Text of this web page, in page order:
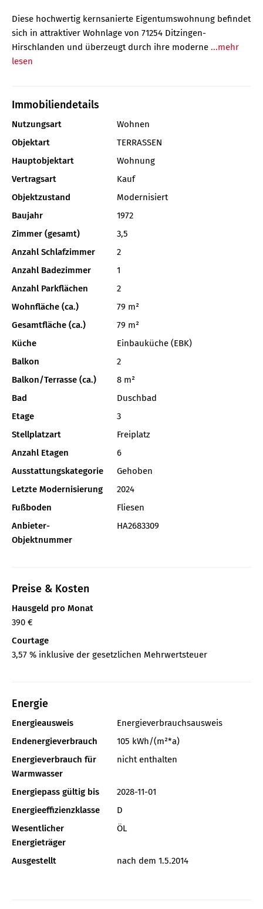
Diese hochwertig kernsanierte Eigentumswohnung befindet
sich in attraktiver Wohnlage von 71254 Ditzingen-
Hirschlanden und überzeugt durch ihre moderne ...mehr
lesen
Immobiliendetails
Nutzungsart
Wohnen
Objektart
TERRASSEN
Hauptobjektart
Wohnung
Vertragsart
Kauf
Objektzustand
Modernisiert
Baujahr
1972
Zimmer (gesamt)
3,5
Anzahl Schlafzimmer
2
Anzahl Badezimmer
1
Anzahl Parkflächen
2
Wohnfläche (ca.)
79 m²
Gesamtfläche (ca.)
79 m²
Küche
Einbauküche (EBK)
Balkon
2
Balkon/Terrasse (ca.)
8 m²
Bad
Duschbad
Etage
3
Stellplatzart
Freiplatz
Anzahl Etagen
6
Ausstattungskategorie
Gehoben
Letzte Modernisierung
2024
Fußboden
Fliesen
Anbieter-
Objektnummer
HA2683309
Preise & Kosten
Hausgeld pro Monat
390 €
Courtage
3,57 % inklusive der gesetzlichen Mehrwertsteuer
Energie
Energieausweis
Energieverbrauchsausweis
Endenergieverbrauch
105 kWh/(m²*a)
Energieverbrauch für
Warmwasser
nicht enthalten
Energiepass gültig bis
2028-11-01
Energieeffizienzklasse
D
Wesentlicher
Energieträger
ÖL
Ausgestellt nach dem 1.5.2014